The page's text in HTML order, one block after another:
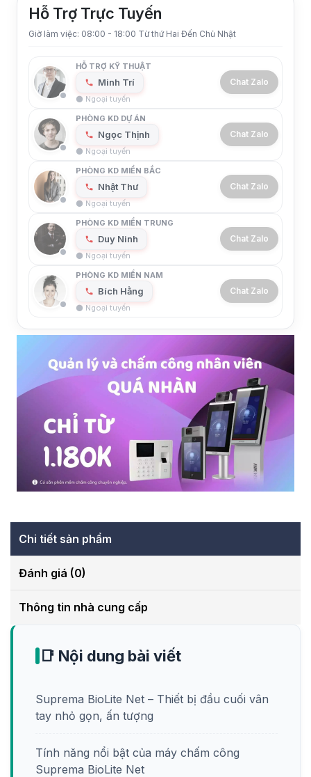
Hỗ Trợ Trực Tuyến
Giờ làm việc: 08:00 - 18:00 Từ thứ Hai Đến Chủ Nhật
HỖ TRỢ KỸ THUẬT
Minh Trí
⚫ Ngoại tuyến
Chat Zalo
PHÒNG KD DỰ ÁN
Ngọc Thịnh
⚫ Ngoại tuyến
Chat Zalo
PHÒNG KD MIỀN BẮC
Nhật Thư
⚫ Ngoại tuyến
Chat Zalo
PHÒNG KD MIỀN TRUNG
Duy Ninh
⚫ Ngoại tuyến
Chat Zalo
PHÒNG KD MIỀN NAM
Bích Hằng
⚫ Ngoại tuyến
Chat Zalo
Chi tiết sản phẩm
Đánh giá (0)
Thông tin nhà cung cấp
📑 Nội dung bài viết
Suprema BioLite Net – Thiết bị đầu cuối vân
tay nhỏ gọn, ấn tượng
Tính năng nổi bật của máy chấm công
Suprema BioLite Net